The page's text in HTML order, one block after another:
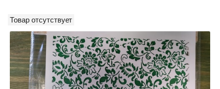
Товар отсутствует